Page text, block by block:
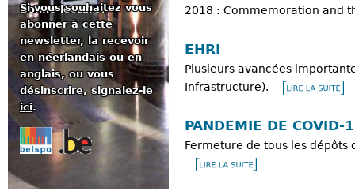
2018 : Commemoration and
EHRI
Plusieurs avancées
Infrastructure).
PANDEMIE DE COVID-
Fermeture de tous les dépôts
Bonne lecture!
Si vous souhaitez vous
abonner à cette
newsletter, la recevoir
en néerlandais ou en
anglais, ou vous
désinscrire, signalez-le
ici.